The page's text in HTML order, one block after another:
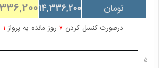
تومان
14,336,200
درصورت کنسل کردن 7 روز مانده به پرواز
5